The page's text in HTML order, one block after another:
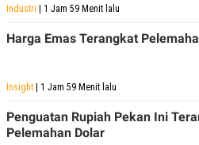
Industri | 1 Jam 59 Menit lalu
Harga Emas Terangkat
Insight | 1 Jam 59 Menit lalu
Penguatan Rupiah Pekan Ini
Pelemahan Dolar